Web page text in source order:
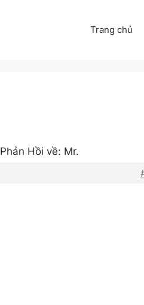
Trang chủ
Phản Hồi về: Mr.